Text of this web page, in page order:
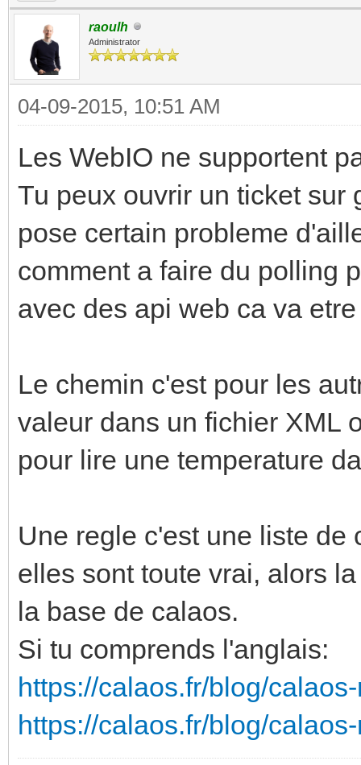
raoulh
Administrator
04-09-2015, 10:51 AM
Les WebIO ne supportent
Tu peux ouvrir un ticket sur
pose certain probleme
comment a faire du polling
avec des api web ca va
Le chemin c'est pour les
valeur dans un fichier XML
pour lire une temperature
Une regle c'est une liste
elles sont toute vrai, alors
la base de calaos.
Si tu comprends l'anglais:
https://calaos.fr/blog/
https://calaos.fr/blog/